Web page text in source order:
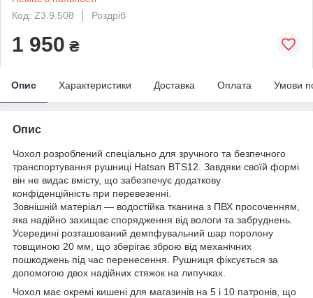
Код: Z3.9.508
Роздріб
1 950 ₴
Опис Характеристики Доставка Оплата Умови
Опис
Чохол розроблений спеціально для зручного та безпечного
транспортування рушниці Hatsan BTS12. Завдяки своїй формі
він не видає вмісту, що забезпечує додаткову
конфіденційність при перевезенні.
Зовнішній матеріал — водостійка тканина з ПВХ просоченням,
яка надійно захищає спорядження від вологи та забруднень.
Усередині розташований демпфувальний шар поролону
товщиною 20 мм, що зберігає зброю від механічних
пошкоджень під час перенесення. Рушниця фіксується за
допомогою двох надійних стяжок на липучках.
Чохол має окремі кишені для магазинів на 5 і 10 патронів, що